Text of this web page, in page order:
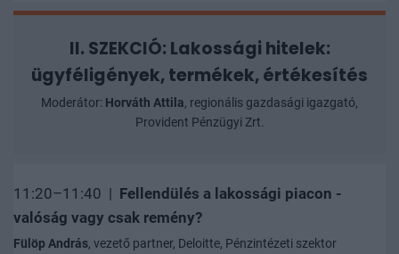
II. SZEKCIÓ: Lakossági hitelek:
ügyféligények, termékek, értékesítés
Moderátor: Horváth Attila, regionális gazdasági igazgató,
Provident Pénzügyi Zrt.
11:20–11:40 | Fellendülés a lakossági piacon -
valóság vagy csak remény?
Fülöp András, vezető partner, Deloitte, Pénzintézeti szektor